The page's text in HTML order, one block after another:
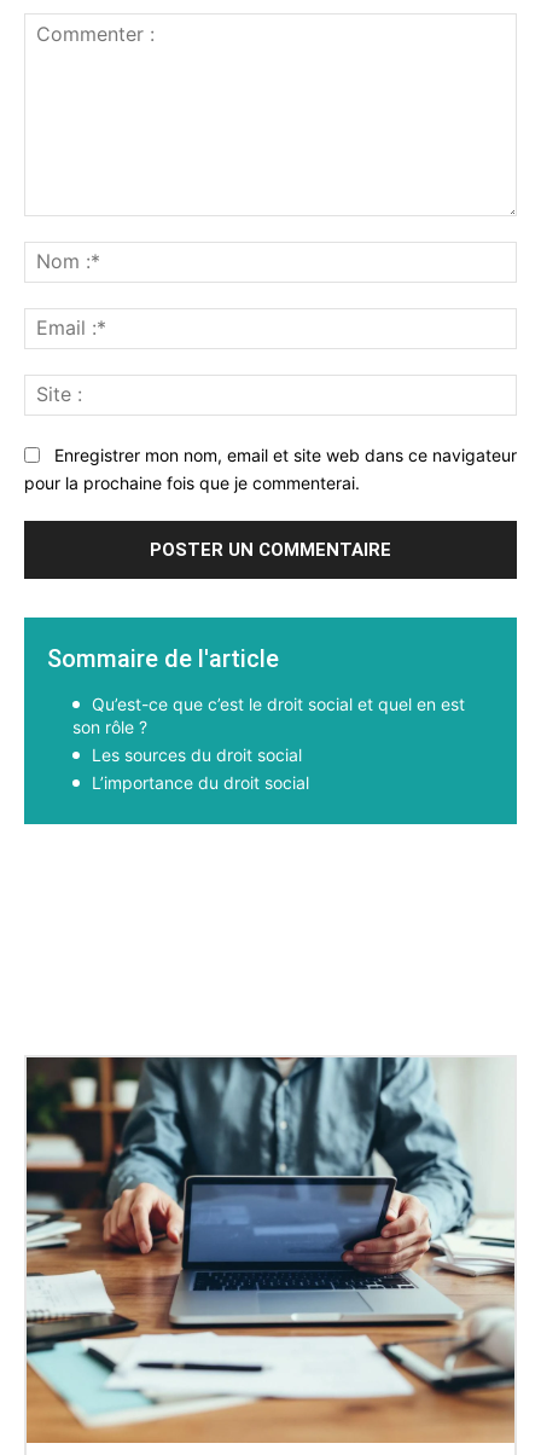
:*
:*
:
Enregistrer mon nom, email et site web dans ce navigateur
pour la prochaine fois que je commenterai.
Sommaire de l'article
Qu’est-ce que c’est le droit social et quel en est
son rôle ?
Les sources du droit social
L’importance du droit social